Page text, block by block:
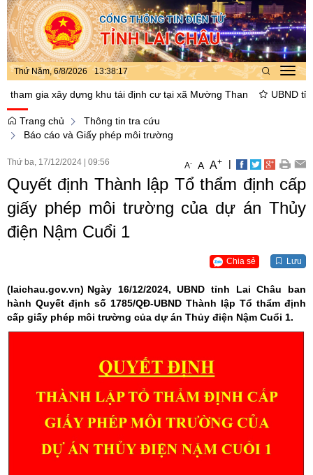
Thứ Năm, 6/8/2026 13:38:18
gia xây dựng khu tái định cư tại xã Mường Than UBND tỉnh
Trang chủ
Thông tin tra cứu
Báo cáo và Giấy phép môi trường
Thứ ba, 17/12/2024 09:56 A- A A+ |
Quyết định Thành lập Tổ thẩm định cấp
giấy phép môi trường của dự án Thủy
điện Nậm Cuổi 1
Chia sẻ Lưu
(laichau.gov.vn) Ngày 16/12/2024, UBND tỉnh Lai Châu ban
hành Quyết định số 1785/QĐ-UBND Thành lập Tổ thẩm định
cấp giấy phép môi trường của dự án Thủy điện Nậm Cuổi 1.